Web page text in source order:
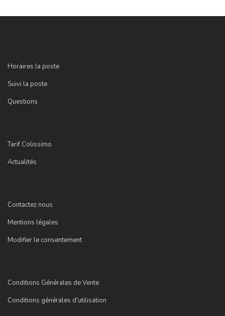
Horaires la poste
Suivi la poste
Questions
Tarif Colissimo
Actualités
Contactez nous
Mentions légales
Modifier le consentement
Conditions Générales de Vente
Conditions générales d'utilisation